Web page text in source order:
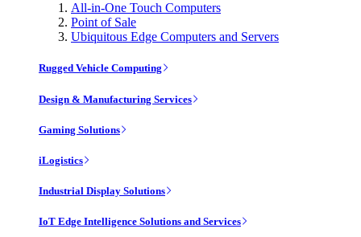
All-in-One Touch Computers
Point of Sale
Ubiquitous Edge Computers and Servers
Rugged Vehicle Computing
Design & Manufacturing Services
Gaming Solutions
iLogistics
Industrial Display Solutions
IoT Edge Intelligence Solutions and Services